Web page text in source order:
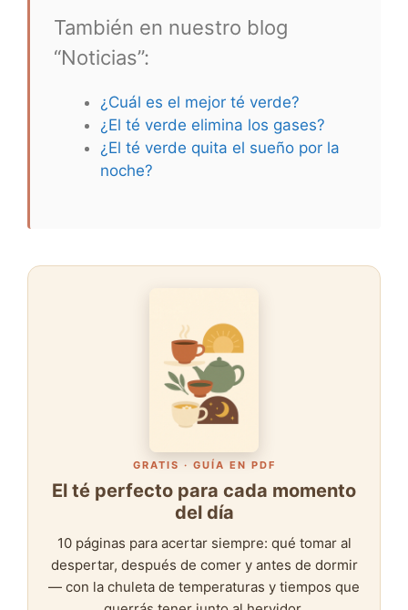
También en nuestro blog
“Noticias”:
¿Cuál es el mejor té verde?
¿El té verde elimina los gases?
¿El té verde quita el sueño por la
noche?
GRATIS · GUÍA EN PDF
El té perfecto para cada momento
del día
10 páginas para acertar siempre: qué tomar al
despertar, después de comer y antes de dormir
— con la chuleta de temperaturas y tiempos que